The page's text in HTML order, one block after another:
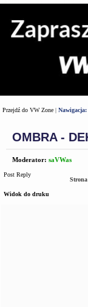
Przejdź do VW Zone | Nawigacja:
OMBRA -
Moderator: saVWas
Post Reply
Strona
Widok do druku